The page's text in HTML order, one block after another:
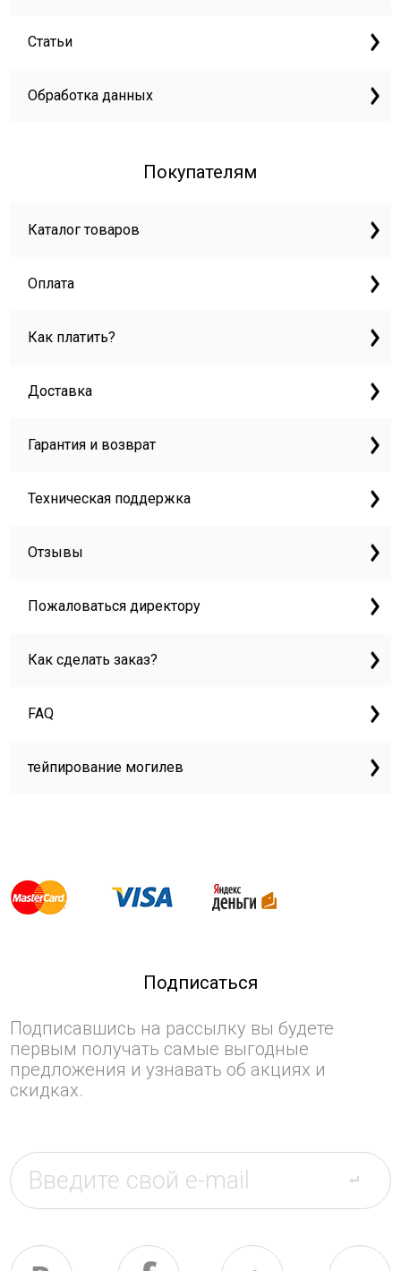
Статьи
Обработка данных
Покупателям
Каталог товаров
Оплата
Как платить?
Доставка
Гарантия и возврат
Техническая поддержка
Отзывы
Пожаловаться директору
Как сделать заказ?
FAQ
тейпирование могилев
Подписаться
Подписавшись на рассылку вы будете
первым получать самые выгодные
предложения и узнавать об акциях и
скидках.